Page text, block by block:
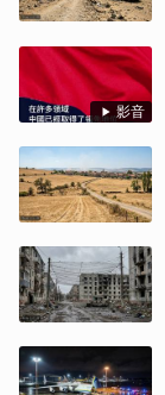
影音